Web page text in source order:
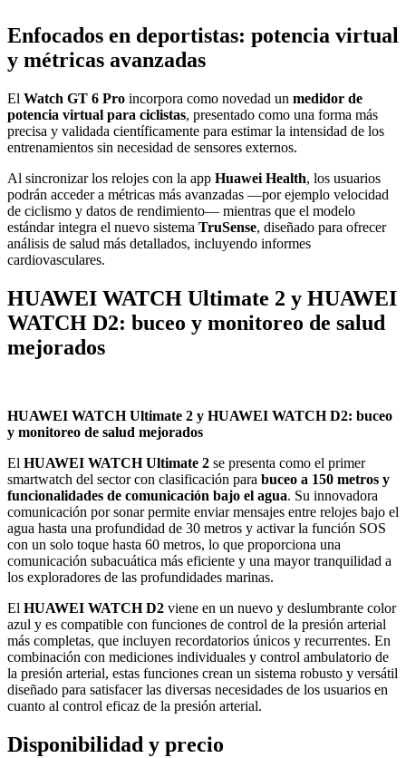
Enfocados en deportistas: potencia virtual
y métricas avanzadas
El Watch GT 6 Pro incorpora como novedad un medidor de
potencia virtual para ciclistas, presentado como una forma más
precisa y validada científicamente para estimar la intensidad de los
entrenamientos sin necesidad de sensores externos.
Al sincronizar los relojes con la app Huawei Health, los usuarios
podrán acceder a métricas más avanzadas —por ejemplo velocidad
de ciclismo y datos de rendimiento— mientras que el modelo
estándar integra el nuevo sistema TruSense, diseñado para ofrecer
análisis de salud más detallados, incluyendo informes
cardiovasculares.
HUAWEI WATCH Ultimate 2 y HUAWEI
WATCH D2: buceo y monitoreo de salud
mejorados
HUAWEI WATCH Ultimate 2 y HUAWEI WATCH D2: buceo
y monitoreo de salud mejorados
El HUAWEI WATCH Ultimate 2 se presenta como el primer
smartwatch del sector con clasificación para buceo a 150 metros y
funcionalidades de comunicación bajo el agua. Su innovadora
comunicación por sonar permite enviar mensajes entre relojes bajo el
agua hasta una profundidad de 30 metros y activar la función SOS
con un solo toque hasta 60 metros, lo que proporciona una
comunicación subacuática más eficiente y una mayor tranquilidad a
los exploradores de las profundidades marinas.
El HUAWEI WATCH D2 viene en un nuevo y deslumbrante color
azul y es compatible con funciones de control de la presión arterial
más completas, que incluyen recordatorios únicos y recurrentes. En
combinación con mediciones individuales y control ambulatorio de
la presión arterial, estas funciones crean un sistema robusto y versátil
diseñado para satisfacer las diversas necesidades de los usuarios en
cuanto al control eficaz de la presión arterial.
Disponibilidad y precio